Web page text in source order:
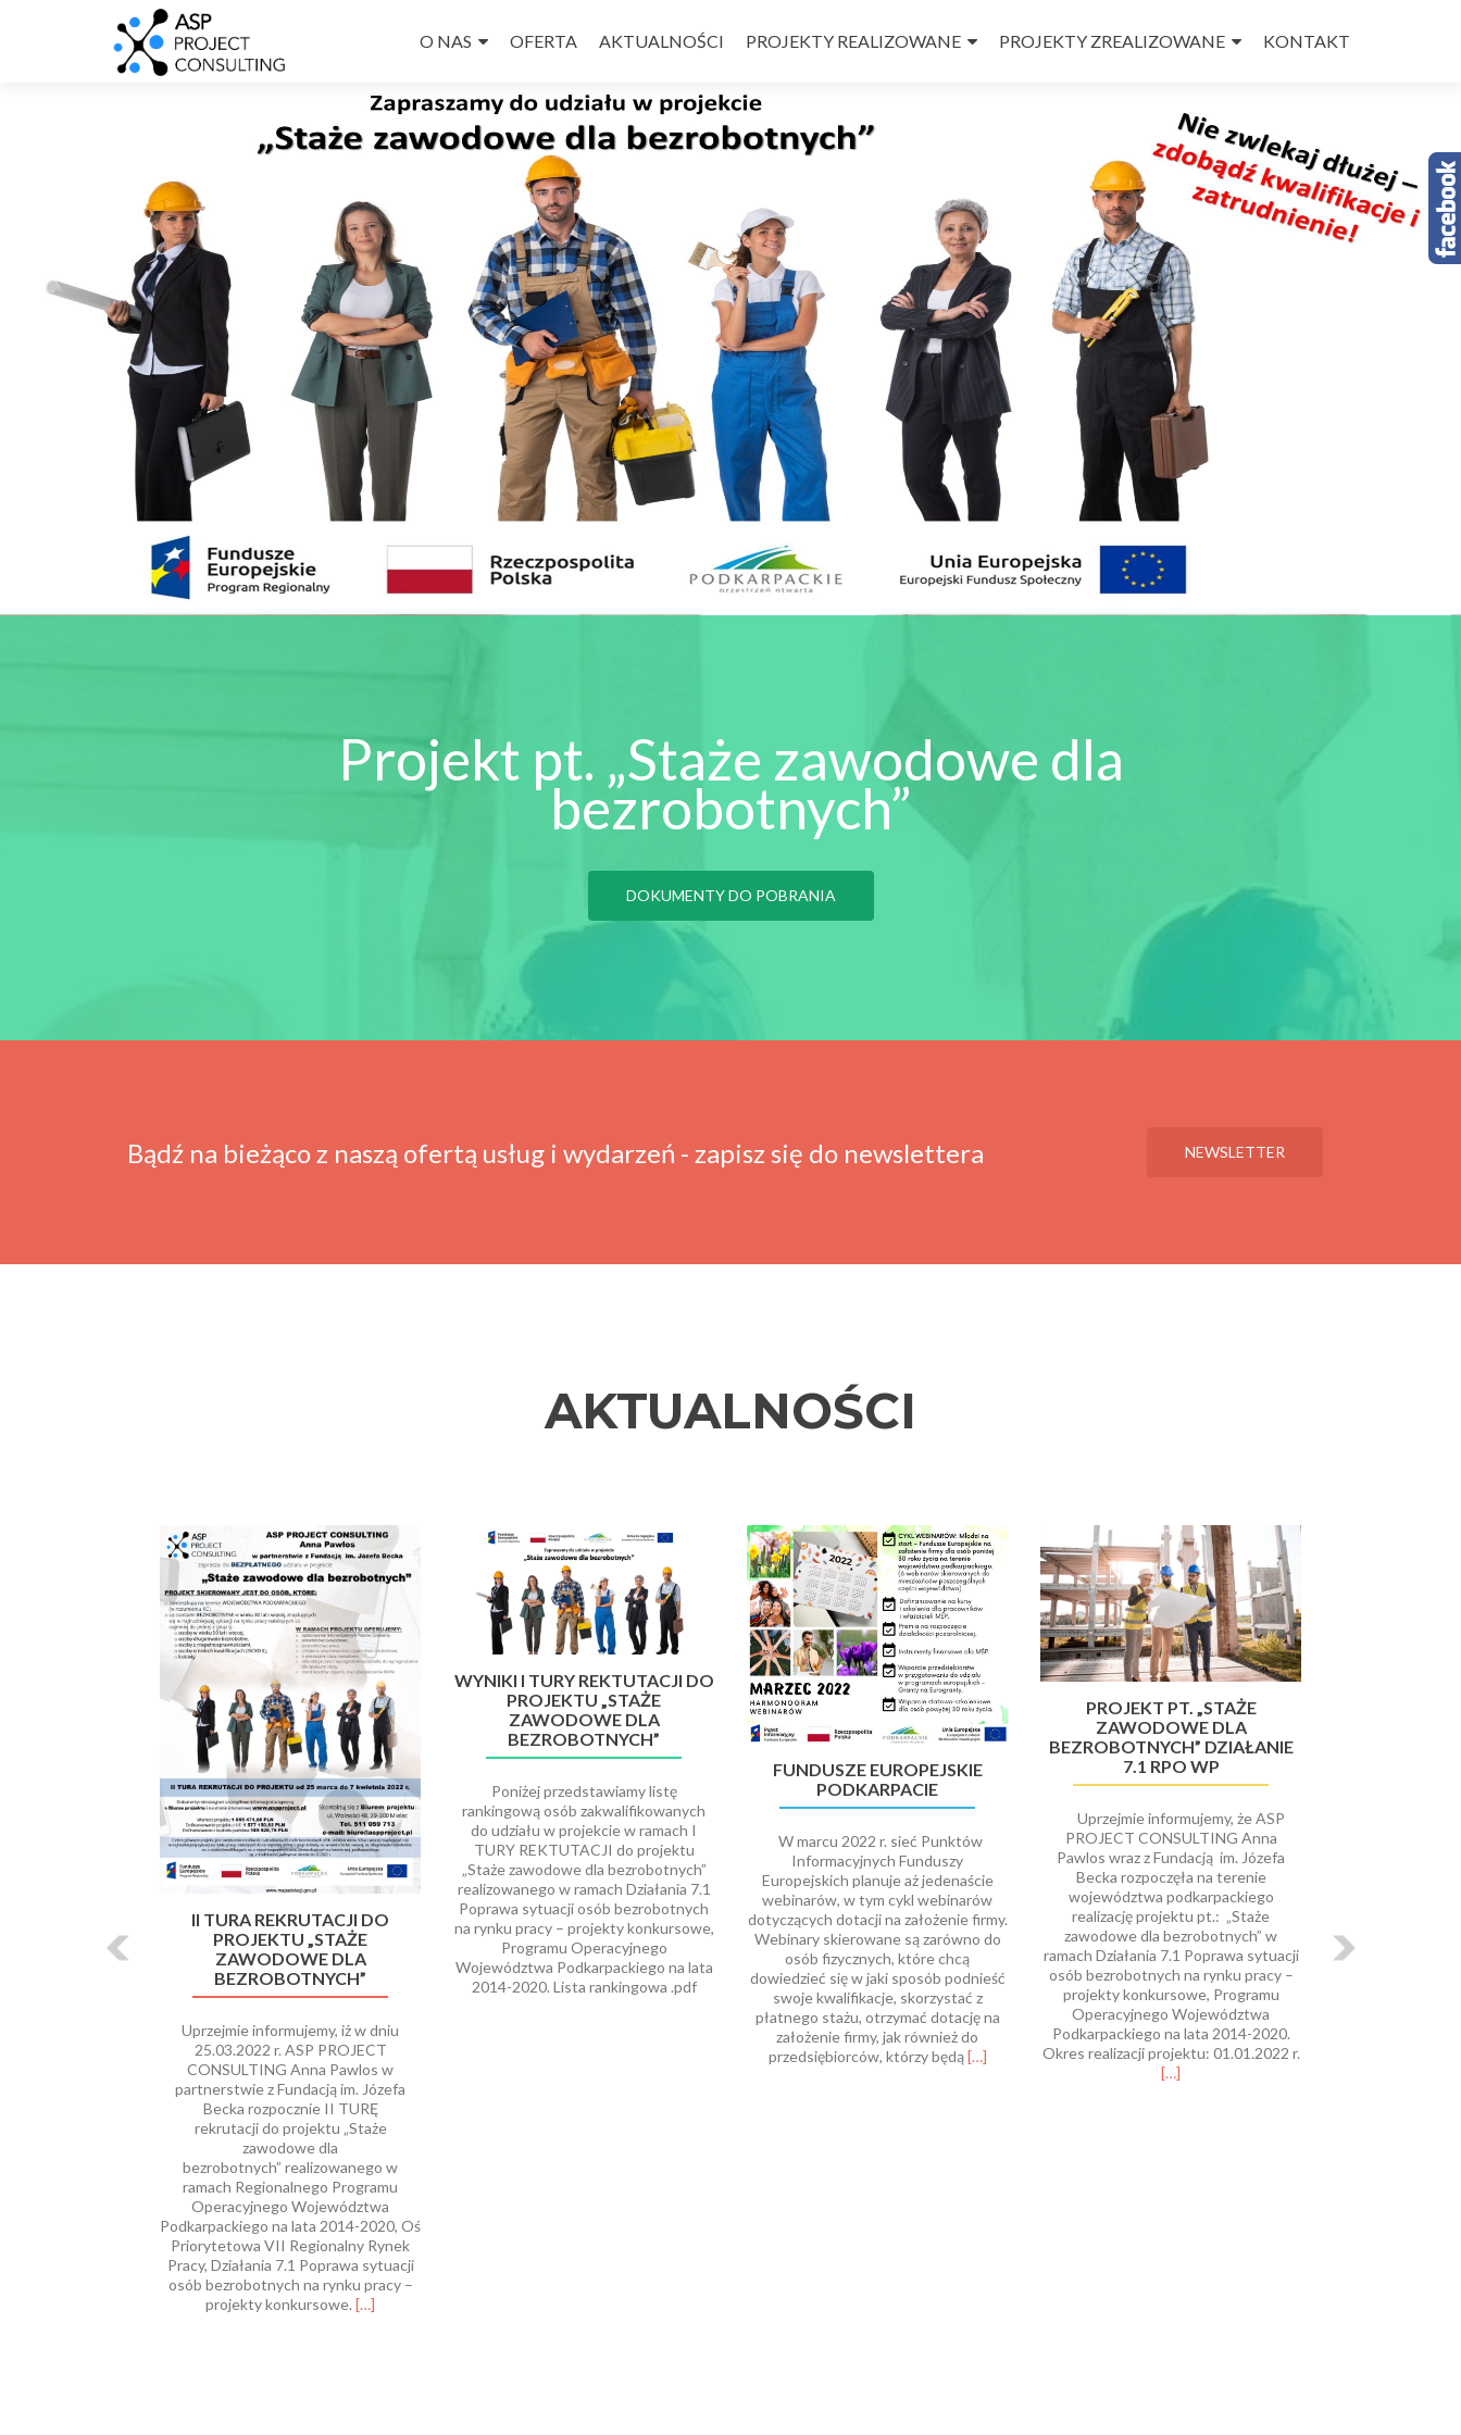
O NAS OFERTA AKTUALNOŚCI PROJEKTY REALIZOWANE PROJEKTY ZREALIZOWANE KONTAKT
Projekt pt. „Staże zawodowe dla
bezrobotnych”
DOKUMENTY DO POBRANIA
Bądź na bieżąco z naszą ofertą usług i wydarzeń - zapisz się do newslettera NEWSLETTER
AKTUALNOŚCI
II TURA REKRUTACJI DO
PROJEKTU „STAŻE
ZAWODOWE DLA
BEZROBOTNYCH”
Uprzejmie informujemy, iż w dniu
25.03.2022 r. ASP PROJECT
CONSULTING Anna Pawlos w
partnerstwie z Fundacją im. Józefa
Becka rozpocznie II TURĘ
rekrutacji do projektu „Staże
zawodowe dla
bezrobotnych” realizowanego w
ramach Regionalnego Programu
Operacyjnego Województwa
Podkarpackiego na lata 2014-2020, Oś
Priorytetowa VII Regionalny Rynek
Pracy, Działania 7.1 Poprawa sytuacji
osób bezrobotnych na rynku pracy –
projekty konkursowe. Read
[…]
WYNIKI I TURY REKTUTACJI DO
PROJEKTU „STAŻE
ZAWODOWE DLA
BEZROBOTNYCH”
Poniżej przedstawiamy listę
rankingową osób zakwalifikowanych
do udziału w projekcie w ramach I
TURY REKTUTACJI do projektu
„Staże zawodowe dla bezrobotnych”
realizowanego w ramach Działania 7.1
Poprawa sytuacji osób bezrobotnych
na rynku pracy – projekty konkursowe,
Programu Operacyjnego
Województwa Podkarpackiego na lata
2014-2020. Lista rankingowa .pdf
FUNDUSZE EUROPEJSKIE
PODKARPACIE
W marcu 2022 r. sieć Punktów
Informacyjnych Funduszy
Europejskich planuje aż jedenaście
webinarów, w tym cykl webinarów
dotyczących dotacji na założenie firmy.
Webinary skierowane są zarówno do
osób fizycznych, które chcą
dowiedzieć się w jaki sposób podnieść
swoje kwalifikacje, skorzystać z
płatnego stażu, otrzymać dotację na
założenie firmy, jak również do
przedsiębiorców, którzy będąRead
[…]
PROJEKT PT. „STAŻE
ZAWODOWE DLA
BEZROBOTNYCH” DZIAŁANIE
7.1 RPO WP
Uprzejmie informujemy, że ASP
PROJECT CONSULTING Anna
Pawlos wraz z Fundacją im. Józefa
Becka rozpoczęła na terenie
województwa podkarpackiego
realizację projektu pt.: „Staże
zawodowe dla bezrobotnych” w
ramach Działania 7.1 Poprawa sytuacji
osób bezrobotnych na rynku pracy –
projekty konkursowe, Programu
Operacyjnego Województwa
Podkarpackiego na lata 2014-2020.
Okres realizacji projektu: 01.01.2022 r.Read
[…]
Poprzednie